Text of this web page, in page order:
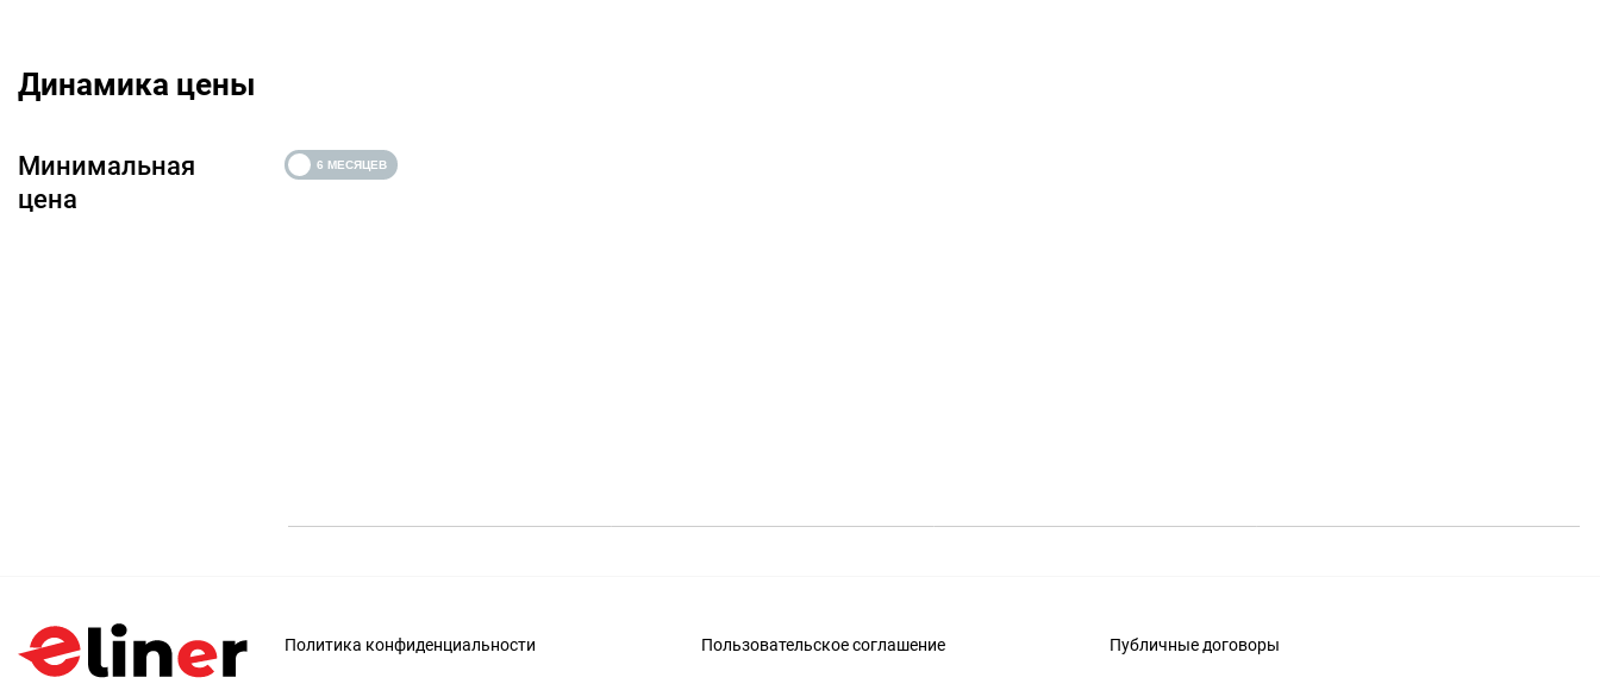
Динамика цены
Минимальная
цена
Политика конфиденциальности Пользовательское соглашение Публичные договоры